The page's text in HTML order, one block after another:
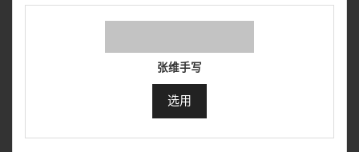
张维手写
选用